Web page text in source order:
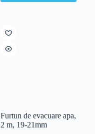
Furtun de evacuare apa,
2 m, 19-21mm